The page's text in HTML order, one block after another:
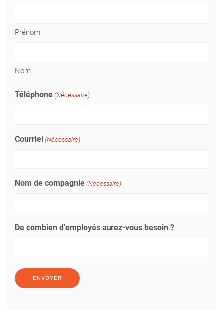
Prénom
Nom
Téléphone (Nécessaire)
Courriel (Nécessaire)
Nom de compagnie (Nécessaire)
De combien d'employés aurez-vous besoin ?